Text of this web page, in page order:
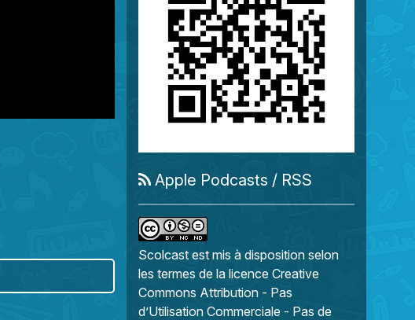
Apple Podcasts / RSS
Scolcast est mis à disposition selon
les termes de la licence Creative
Commons Attribution - Pas
d’Utilisation Commerciale - Pas de